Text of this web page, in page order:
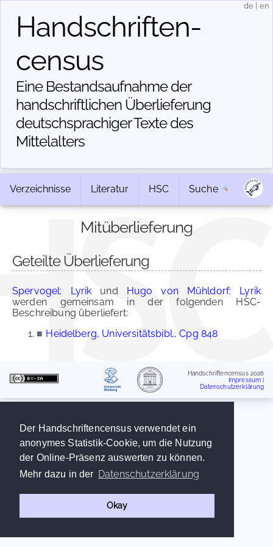
Der Handschriftencensus verwendet ein
anonymes Statistik-Cookie, um die Nutzung
der Online-Präsenz auswerten zu können.
Mehr dazu in der Datenschutzerklärung
Okay
Handschriften­
census
Eine Bestandsaufnahme der
handschriftlichen Über­lieferung
deutschsprachiger Texte des
Mittelalters
de en
Verzeichnisse Literatur HSC Suche
Mitüberlieferung
Geteilte Überlieferung
Spervogel: Lyrik und Hugo von Mühldorf: Lyrik
werden gemeinsam in der folgenden HSC-
Beschreibung überliefert:
■ Heidelberg, Universitätsbibl., Cpg 848
Handschriftencensus 2026
Impressum
Datenschutzerklärung